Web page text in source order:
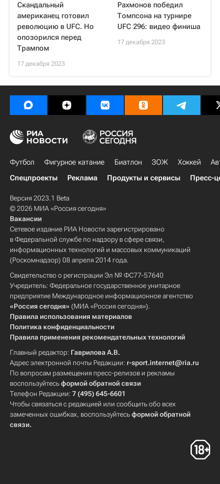
Скандальный
американец готовил
революцию в UFC. Но
опозорился перед
Трампом
17 декабря 2023
Рахмонов победил
Томпсона на турнире
UFC 296: видео финиша
17 декабря 2023
Футбол Фигурное катание Биатлон ЗОЖ Хоккей
Спецпроекты
Реклама Продукты и сервисы Пресс-
Версия 2023.1 Beta
© 2026 МИА «Россия сегодня»
Вакансии
Сетевое издание РИА Новости зарегистрировано
в Федеральной службе по надзору в сфере связи,
информационных технологий и массовых коммуникаций
(Роскомнадзор) 08 апреля 2014 года.
Свидетельство о регистрации Эл № ФС77-57640
Учредитель: Федеральное государственное унитарное
предприятие Международное информационное агентство
«Россия сегодня» (МИА «Россия сегодня»).
Правила использования материалов
Политика конфиденциальности
Правила применения рекомендательных технологий
Главный редактор: Гаврилова А.В.
Адрес электронной почты Редакции: r-sport.internet@ria.ru
По вопросам размещения пресс-релизов и рекламы
воспользуйтесьформой обратной связи
Телефон Редакции: 7 (495) 645-6601
Чтобы связаться с редакцией или сообщить обо всех
замеченных ошибках, воспользуйтесьформой обратной
связи.